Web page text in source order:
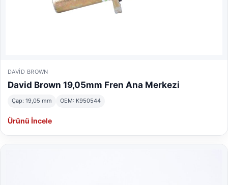
DAVID BROWN
David Brown 19,05mm Fren Ana Merkezi
Çap: 19,05 mm OEM: K950544
Ürünü İncele